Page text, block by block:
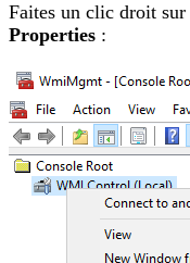
Faites un clic droit sur
Properties :